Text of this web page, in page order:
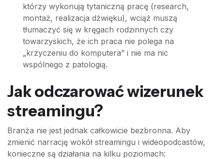
którzy wykonują tytaniczną pracę (research,
montaż, realizacja dźwięku), wciąż muszą
tłumaczyć się w kręgach rodzinnych czy
towarzyskich, że ich praca nie polega na
„krzyczeniu do komputera” i nie ma nic
wspólnego z patologią.
Jak odczarować wizerunek
streamingu?
Branża nie jest jednak całkowicie bezbronna. Aby
zmienić narrację wokół streamingu i wideopodcastów,
konieczne są działania na kilku poziomach: